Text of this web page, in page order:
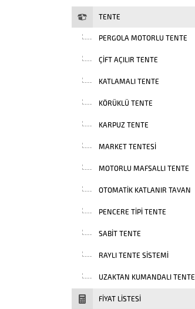
TENTE
PERGOLA MOTORLU TENTE
ÇIFT AÇILIR TENTE
KATLAMALI TENTE
KÖRÜKLÜ TENTE
KARPUZ TENTE
MARKET TENTESI
MOTORLU MAFSALLI TENTE
OTOMATIK KATLANIR TAVAN
PENCERE TIPI TENTE
SABIT TENTE
RAYLI TENTE SISTEMI
UZAKTAN KUMANDALI TENTE
FIYAT LISTESI